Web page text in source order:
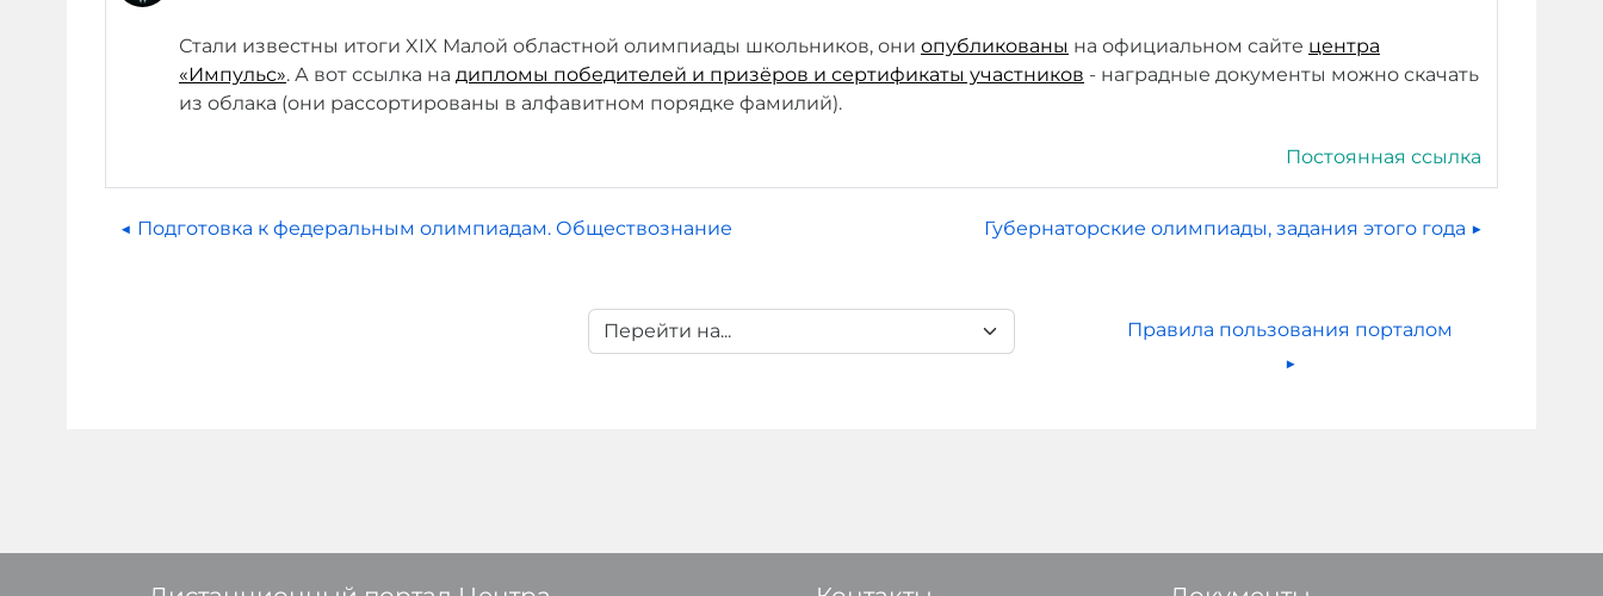
Стали известны итоги XIX Малой областной олимпиады школьников, они опубликованы на официальном сайте центра
«Импульс». А вот ссылка на дипломы победителей и призёров и сертификаты участников - наградные документы можно скачать
из облака (они рассортированы в алфавитном порядке фамилий).
Постоянная ссылка
◀︎ Подготовка к федеральным олимпиадам. Обществознание Губернаторские олимпиады, задания этого года ▶︎
Перейти на...
Правила пользования порталом
▶︎